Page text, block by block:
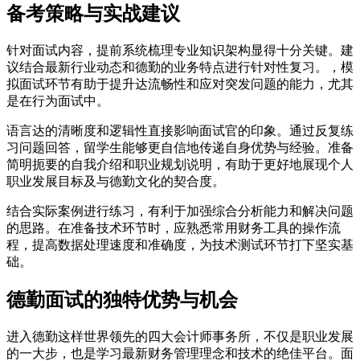
备考策略与实战建议
针对面试内容，提前系统梳理专业知识架构显得十分关键。建
议结合最新行业动态和德勤的业务特点进行针对性复习。，模
拟面试环节有助于提升达流畅性和应对突发问题的能力，尤其
是在行为面试中。
语言达的清晰度和逻辑性直接影响面试官的印象。通过反复练
习问题回答，留学生能够更自信地传递自身优势与经验。准备
简明扼要的自我介绍和职业规划说明，有助于更好地展现个人
职业发展目标及与德勤文化的契合度。
结合实际案例进行练习，有利于加强综合分析能力和解决问题
的思路。在准备技术环节时，应熟悉常用财务工具的操作流
程，提高数据处理速度和准确度，为技术测试环节打下坚实基
础。
德勤面试的独特优势与机会
进入德勤这样世界领先的四大会计师事务所，不仅是职业发展
的一大步，也是学习最新财务管理理念和技术的绝佳平台。面